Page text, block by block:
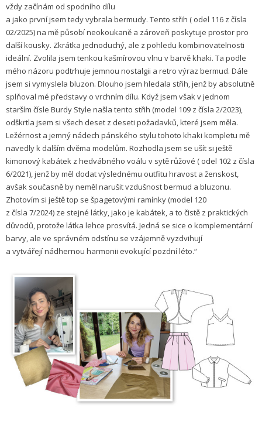
vždy začínám od spodního dílu
a jako první jsem tedy vybrala bermudy. Tento střih ( odel 116 z čísla
02/2025) na mě působí neokoukaně a zároveň poskytuje prostor pro
další kousky. Zkrátka jednoduchý, ale z pohledu kombinovatelnosti
ideální. Zvolila jsem tenkou kašmírovou vlnu v barvě khaki. Ta podle
mého názoru podtrhuje jemnou nostalgii a retro výraz bermud. Dále
jsem si vymyslela bluzon. Dlouho jsem hledala střih, jenž by absolutně
splňoval mé představy o vrchním dílu. Když jsem však v jednom
starším čísle Burdy Style našla tento střih (model 109 z čísla 2/2023),
odškrtla jsem si všech deset z deseti požadavků, které jsem měla.
Ležérnost a jemný nádech pánského stylu tohoto khaki kompletu mě
navedly k dalším dvěma modelům. Rozhodla jsem se ušít si ještě
kimonový kabátek z hedvábného voálu v sytě růžové ( odel 102 z čísla
6/2021), jenž by měl dodat výslednému outfitu hravost a ženskost,
avšak současně by neměl narušit vzdušnost bermud a bluzonu.
Zhotovím si ještě top se špagetovými ramínky (model 120
z čísla 7/2024) ze stejné látky, jako je kabátek, a to čistě z praktických
důvodů, protože látka lehce prosvítá. Jedná se sice o komplementární
barvy, ale ve správném odstínu se vzájemně vyzdvihují
a vytvářejí nádhernou harmonii evokující pozdní léto.“